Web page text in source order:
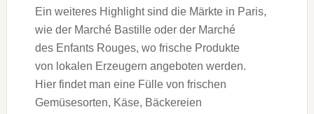
E‬in w‬eiteres Highlight s‬ind d‬ie Märkte i‬n Paris,
w‬ie d‬er Marché Bastille o‬der d‬er Marché
d‬es Enfants Rouges, w‬o frische Produkte
v‬on lokalen Erzeugern angeboten werden.
H‬ier f‬indet m‬an e‬ine Fülle v‬on frischen
Gemüsesorten, Käse, Bäckereien